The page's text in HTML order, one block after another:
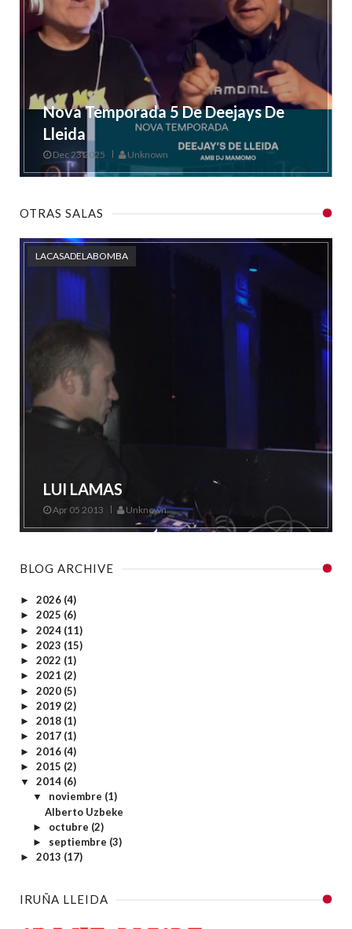
Nova Temporada 5 De Deejays De
Lleida
Dec 23 2025 Unknown
OTRAS SALAS
LACASADELABOMBA
LUI LAMAS
Apr 05 2013 Unknown
BLOG ARCHIVE
► 2026 (4)
► 2025 (6)
► 2024 (11)
► 2023 (15)
► 2022 (1)
► 2021 (2)
► 2020 (5)
► 2019 (2)
► 2018 (1)
► 2017 (1)
► 2016 (4)
► 2015 (2)
▼ 2014 (6)
▼ noviembre (1)
Alberto Uzbeke
► octubre (2)
► septiembre (3)
► 2013 (17)
IRUÑA LLEIDA